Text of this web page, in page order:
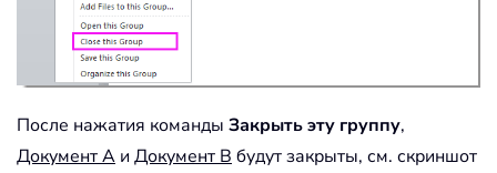
После нажатия команды Закрыть эту группу,
Документ A и Документ B будут закрыты, см. скриншот